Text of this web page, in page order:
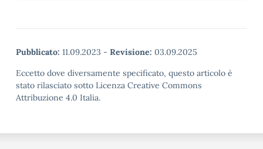
Pubblicato: 11.09.2023 - Revisione: 03.09.2025
Eccetto dove diversamente specificato, questo articolo è
stato rilasciato sotto Licenza Creative Commons
Attribuzione 4.0 Italia.